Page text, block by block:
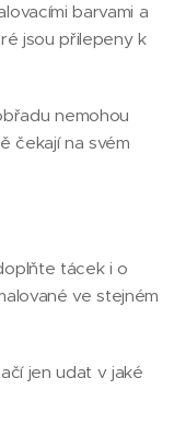
barvami a
jsou přilepeny k
nemohou
čekají na svém
tácek i o
ve stejném
jen udat v jaké